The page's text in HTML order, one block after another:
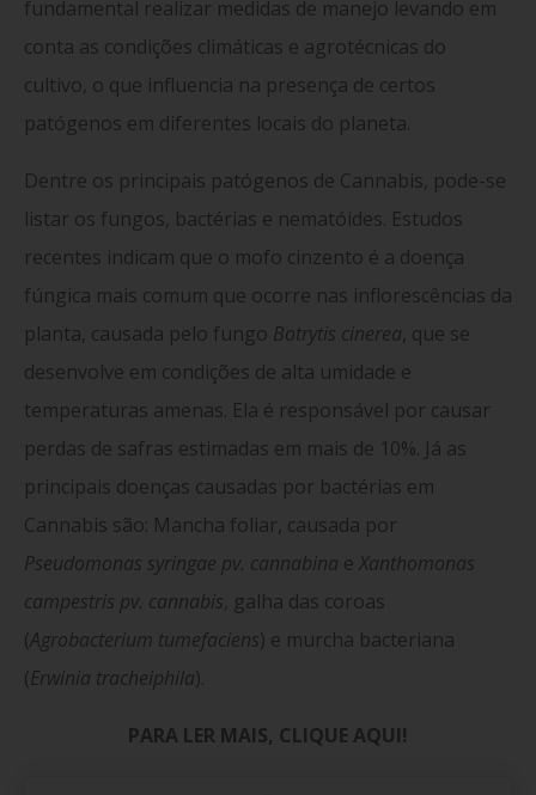
fundamental realizar medidas de manejo levando em
conta as condições climáticas e agrotécnicas do
cultivo, o que influencia na presença de certos
patógenos em diferentes locais do planeta.
Dentre os principais patógenos de Cannabis, pode-se
listar os fungos, bactérias e nematóides. Estudos
recentes indicam que o mofo cinzento é a doença
fúngica mais comum que ocorre nas inflorescências da
planta, causada pelo fungo Botrytis cinerea , que se
desenvolve em condições de alta umidade e
temperaturas amenas. Ela é responsável por causar
perdas de safras estimadas em mais de 10%. Já as
principais doenças causadas por bactérias em
Cannabis são: Mancha foliar, causada por
Pseudomonas syringae pv. cannabina e Xanthomonas
campestris pv. cannabis , galha das coroas
(Agrobacterium tumefaciens) e murcha bacteriana
(Erwinia tracheiphila).
PARA LER MAIS, CLIQUE AQUI!